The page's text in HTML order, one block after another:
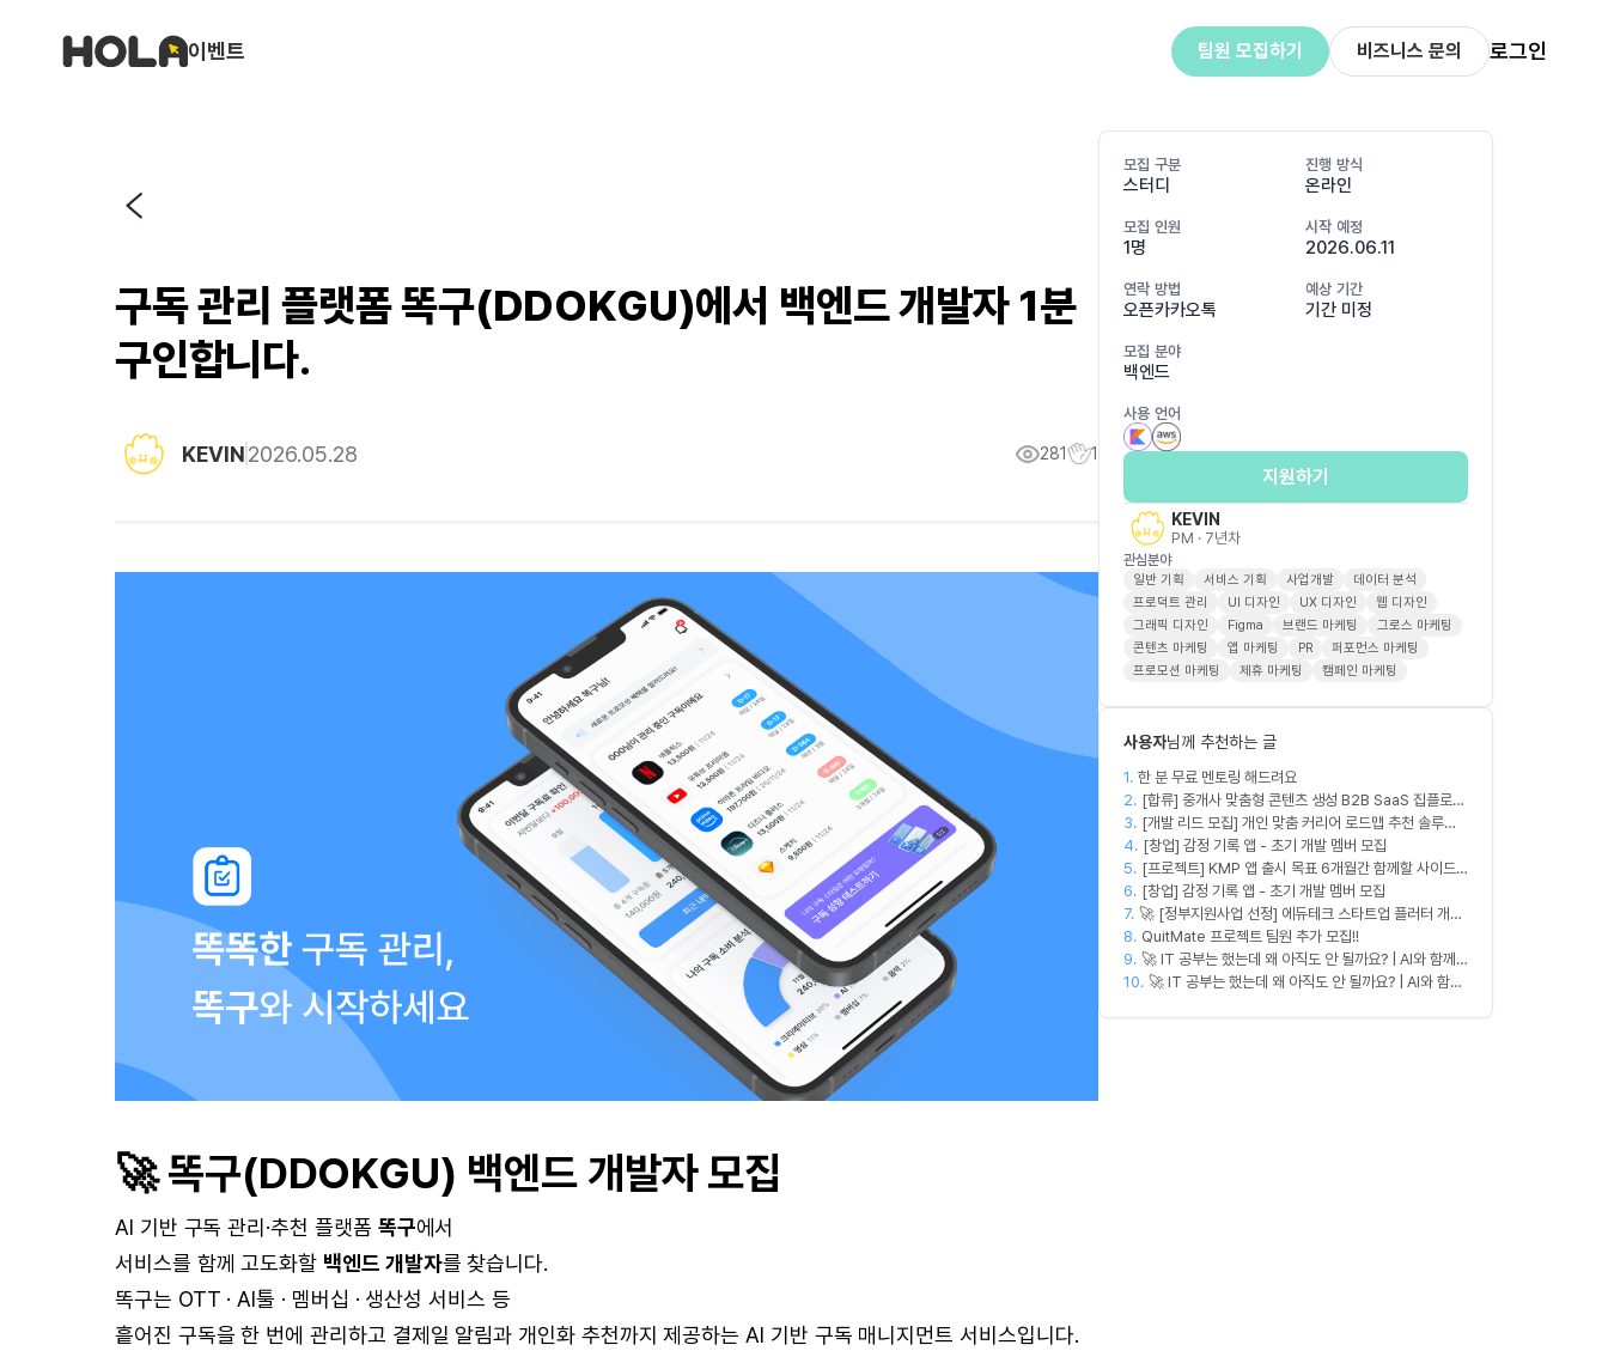
이벤트 팀원 모집하기 비즈니스 문의 로그인
구독 관리 플랫폼 똑구(DDOKGU)에서 백엔드 개발자 1분
구인합니다.
KEVIN2026.05.28 281 1
🚀 똑구(DDOKGU) 백엔드 개발자 모집
AI 기반 구독 관리·추천 플랫폼 똑구에서
서비스를 함께 고도화할 백엔드 개발자를 찾습니다.
똑구는 OTT · AI툴 · 멤버십 · 생산성 서비스 등
흩어진 구독을 한 번에 관리하고 결제일 알림과 개인화 추천까지 제공하는 AI 기반 구독 매니지먼트 서비스입니다.
모집 구분
스터디
진행 방식
온라인
모집 인원
1명
시작 예정
2026.06.11
연락 방법
오픈카카오톡
예상 기간
기간 미정
모집 분야
백엔드
사용 언어
지원하기
KEVIN
PM · 7년차
관심분야
일반 기획 서비스 기획 사업개발
데이터 분석
프로덕트 관리
UI 디자인 UX 디자인
웹 디자인
그래픽 디자인
Figma 브랜드 마케팅
그로스 마케팅
콘텐츠 마케팅
앱 마케팅 PR
퍼포먼스 마케팅
프로모션 마케팅
제휴 마케팅 캠페인 마케팅
사용자님께 추천하는 글
1. 한 분 무료 멘토링 해드려요
2. [합류] 중개사 맞춤형 콘텐츠 생성 B2B SaaS 집플로우
과 함께 하실 멤버를 모집합니다!
3. [개발 리드 모집] 개인 맞춤 커리어 로드맵 추천 솔루션
커넥터즈의 백엔드 개발 엔지니어. 리드 개발자를 모집
합니다! (첫 버전 완성, AWS 크레딧 5,000$+ 활용 가
능)
4. [창업] 감정 기록 앱 - 초기 개발 멤버 모집
5. [프로젝트] KMP 앱 출시 목표 6개월간 함께할 사이드
프로젝트 팀원 모집
6. [창업] 감정 기록 앱 - 초기 개발 멤버 모집
7. 🚀 [정부지원사업 선정] 에듀테크 스타트업 플러터 개발
자를 모십니다!
8. QuitMate 프로젝트 팀원 추가 모집!!
9. 🚀 IT 공부는 했는데 왜 아직도 안 될까요? | AI와 함께
실무 중심 IT 모임 🤖
10. 🚀 IT 공부는 했는데 왜 아직도 안 될까요? | AI와 함께